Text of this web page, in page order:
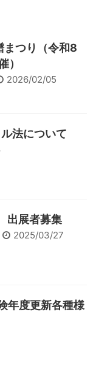
まつり（令和8
）
2026/02/05
法について
展者募集
2025/03/27
年度更新各種様